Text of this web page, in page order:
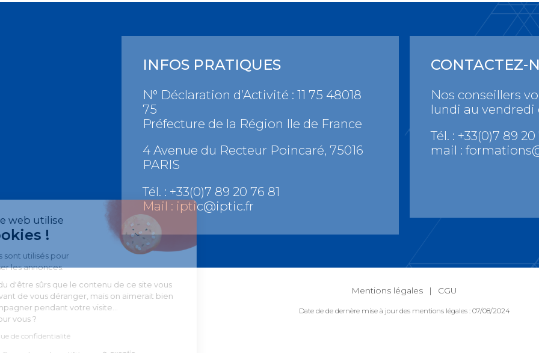
INFOS PRATIQUES
N° Déclaration d’Activité : 11 75 48018
75
Préfecture de la Région Ile de France
4 Avenue du Recteur Poincaré, 75016
PARIS
Tél. : +33(0)7 89 20 76 81
Mail : iptic@iptic.fr
CONTACTEZ-
Nos conseillers
lundi au vendredi
Tél. : +33(0)7 89 20
mail :
Mentions légales CGU
Date de de dernère mise à jour des mentions légales : 07/08/2024
Notre site web utilise
les Cookies !
Les cookies sont utilisés pour
personnaliser les annonces.
On a attendu d'être sûrs que le contenu de ce site vous
intéresse avant de vous déranger, mais on aimerait bien
vous accompagner pendant votre visite...
C'est OK pour vous ?
Lire la politique de confidentialité